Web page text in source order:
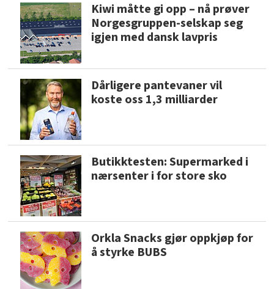
Kiwi måtte gi opp – nå prøver
Norgesgruppen-selskap seg
igjen med dansk lavpris
Dårligere pantevaner vil
koste oss 1,3 milliarder
Butikktesten: Supermarked i
nærsenter i for store sko
Orkla Snacks gjør oppkjøp for
å styrke BUBS